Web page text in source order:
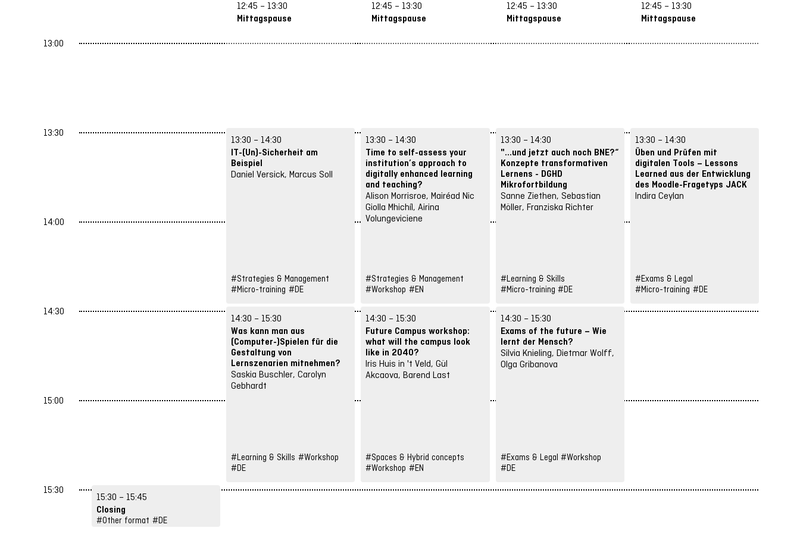
15:30 – 15:45
Closing
Sebastian Horndasch
#Other format #DE
12:45 – 13:30
Mittagspause
13:30 – 14:30
IT-(Un)-Sicherheit am
Beispiel
Daniel Versick, Marcus Soll
#Strategies & Management
#Micro-training #DE
14:30 – 15:30
Was kann man aus
(Computer-)Spielen für die
Gestaltung von
Lernszenarien mitnehmen?
Saskia Buschler, Carolyn
Gebhardt
#Learning & Skills #Workshop
#DE
12:45 – 13:30
Mittagspause
13:30 – 14:30
Time to self-assess your
institution’s approach to
digitally enhanced learning
and teaching?
Alison Morrisroe, Mairéad Nic
Giolla Mhichíl, Airina
Volungeviciene
#Strategies & Management
#Workshop #EN
14:30 – 15:30
Future Campus workshop:
what will the campus look
like in 2040?
Iris Huis in 't Veld, Gül
Akcaova, Barend Last
#Spaces & Hybrid concepts
#Workshop #EN
12:45 – 13:30
Mittagspause
13:30 – 14:30
"...und jetzt auch noch BNE?“
Konzepte transformativen
Lernens - DGHD
Mikrofortbildung
Sanne Ziethen, Sebastian
Möller, Franziska Richter
#Learning & Skills
#Micro-training #DE
14:30 – 15:30
Exams of the future – Wie
lernt der Mensch?
Silvia Knieling, Dietmar Wolff,
Olga Gribanova
#Exams & Legal #Workshop
#DE
12:45 – 13:30
Mittagspause
13:30 – 14:30
Üben und Prüfen mit
digitalen Tools – Lessons
Learned aus der Entwicklung
des Moodle-Fragetyps JACK
Indira Ceylan
#Exams & Legal
#Micro-training #DE
13:00
13:30
14:00
14:30
15:00
15:30